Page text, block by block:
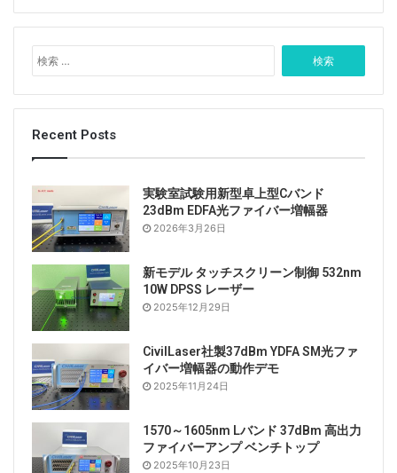
索
:
Recent Posts
実験室試験用新型卓上型Cバンド
23dBm EDFA光ファイバー増幅器
2026年3月26日
新モデル タッチスクリーン制御 532nm
10W DPSS レーザー
2025年12月29日
CivilLaser社製37dBm YDFA SM光ファ
イバー増幅器の動作デモ
2025年11月24日
1570～1605nm Lバンド 37dBm 高出力
ファイバーアンプ ベンチトップ
2025年10月23日